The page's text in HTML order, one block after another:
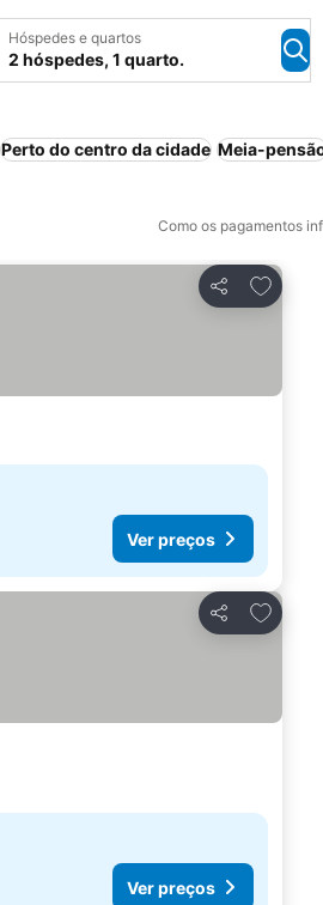
Hóspedes e quartos
2 hóspedes, 1 quarto.
Perto do centro da cidade Meia-
Como os pagamentos
Partilhar
Ver preços
Partilhar
Ver preços